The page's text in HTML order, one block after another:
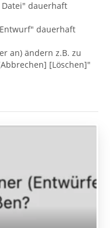
Datei" dauerhaft
dauerhaft
an) ändern z.B. zu
[Löschen]"